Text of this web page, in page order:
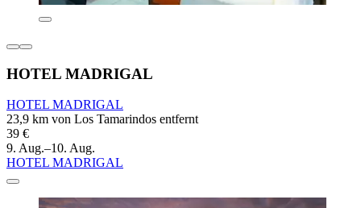
HOTEL MADRIGAL
HOTEL MADRIGAL
23,9 km von Los Tamarindos entfernt
39 €
9. Aug.–10. Aug.
HOTEL MADRIGAL